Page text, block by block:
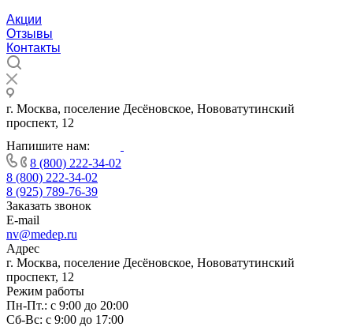
Акции
Отзывы
Контакты
г. Москва, поселение Десёновское, Нововатутинский
проспект, 12
Напишите нам:
8 (800) 222-34-02
8 (800) 222-34-02
8 (925) 789-76-39
Заказать звонок
E-mail
nv@medep.ru
Адрес
г. Москва, поселение Десёновское, Нововатутинский
проспект, 12
Режим работы
Пн-Пт.: с 9:00 до 20:00
Cб-Вс: с 9:00 до 17:00